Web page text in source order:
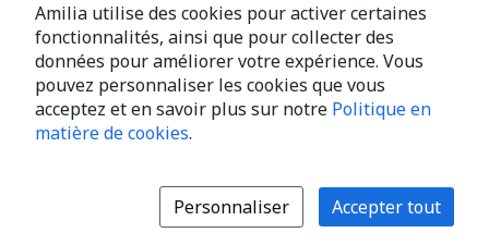
Amilia utilise des cookies pour activer certaines
fonctionnalités, ainsi que pour collecter des
données pour améliorer votre expérience. Vous
pouvez personnaliser les cookies que vous
acceptez et en savoir plus sur notre Politique en
matière de cookies.
Personnaliser Accepter tout